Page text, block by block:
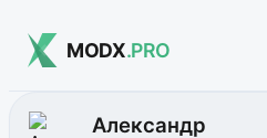
MODX.PRO
Александр